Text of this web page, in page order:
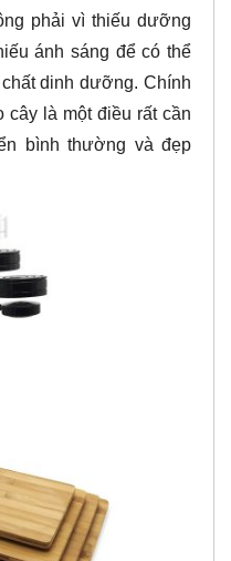
phải vì thiếu dưỡng
ánh sáng để có thể
dinh dưỡng. Chính
cây là một điều rất cần
bình thường và đẹp